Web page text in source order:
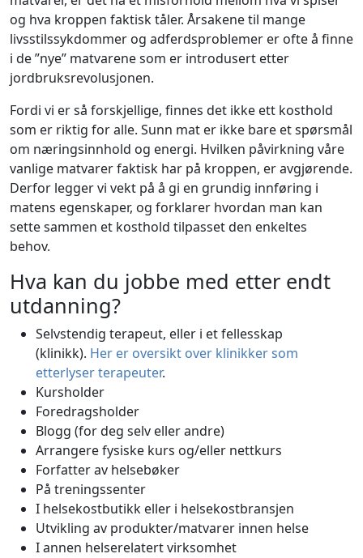
og hva kroppen faktisk tåler. Årsakene til mange
livsstilssykdommer og adferdsproblemer er ofte å finne
i de ”nye” matvarene som er introdusert etter
jordbruksrevolusjonen.
Fordi vi er så forskjellige, finnes det ikke ett kosthold
som er riktig for alle. Sunn mat er ikke bare et spørsmål
om næringsinnhold og energi. Hvilken påvirkning våre
vanlige matvarer faktisk har på kroppen, er avgjørende.
Derfor legger vi vekt på å gi en grundig innføring i
matens egenskaper, og forklarer hvordan man kan
sette sammen et kosthold tilpasset den enkeltes
behov.
Hva kan du jobbe med etter endt
utdanning?
Selvstendig terapeut, eller i et fellesskap
(klinikk). Her er oversikt over klinikker som
etterlyser terapeuter.
Kursholder
Foredragsholder
Blogg (for deg selv eller andre)
Arrangere fysiske kurs og/eller nettkurs
Forfatter av helsebøker
På treningssenter
I helsekostbutikk eller i helsekostbransjen
Utvikling av produkter/matvarer innen helse
I annen helserelatert virksomhet